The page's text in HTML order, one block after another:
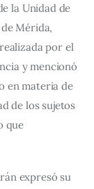
la Unidad de
Mérida,
por el
y mencionó
en materia de
de los sujetos
que
expresó su